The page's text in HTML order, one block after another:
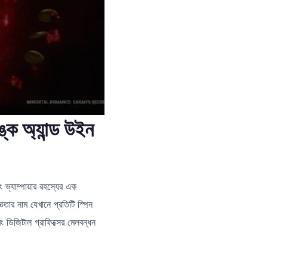
অ্যান্ড উইন
ভ্যাম্পায়ার রহস্যের এক
নাম যেখানে প্রতিটি স্পিন
গ্রাফিক্সের মেলবন্ধন